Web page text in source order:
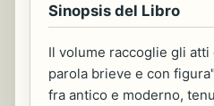
Sinopsis del Libro
Il volume raccoglie gli
parola brieve e con
fra antico e moderno,